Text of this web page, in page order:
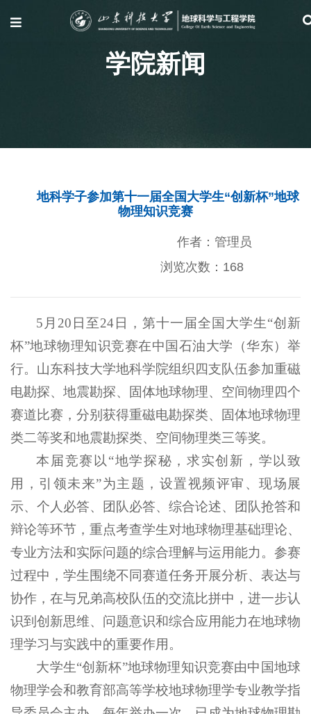
学院新闻
地科学子参加第十一届全国大学生“创新杯”地球
物理知识竞赛
作者：管理员
浏览次数： 168
5月20日至24日，第十一届全国大学生“创新
杯”地球物理知识竞赛在中国石油大学（华东）举
行。山东科技大学地科学院组织四支队伍参加重磁
电勘探、地震勘探、固体地球物理、空间物理四个
赛道比赛，分别获得重磁电勘探类、固体地球物理
类二等奖和地震勘探类、空间物理类三等奖。
本届竞赛以“地学探秘，求实创新，学以致
用，引领未来”为主题，设置视频评审、现场展
示、个人必答、团队必答、综合论述、团队抢答和
辩论等环节，重点考查学生对地球物理基础理论、
专业方法和实际问题的综合理解与运用能力。参赛
过程中，学生围绕不同赛道任务开展分析、表达与
协作，在与兄弟高校队伍的交流比拼中，进一步认
识到创新思维、问题意识和综合应用能力在地球物
理学习与实践中的重要作用。
大学生“创新杯”地球物理知识竞赛由中国地球
物理学会和教育部高等学校地球物理学专业教学指